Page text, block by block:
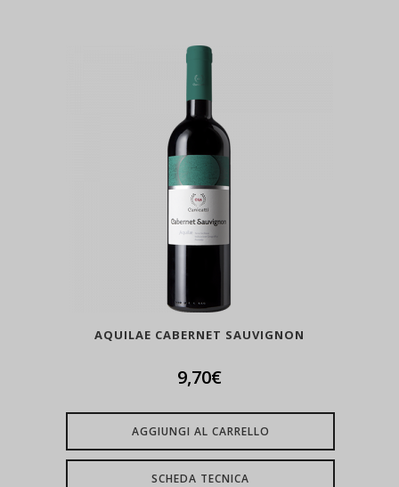
AQUILAE CABERNET SAUVIGNON
9,70€
AGGIUNGI AL CARRELLO
SCHEDA TECNICA